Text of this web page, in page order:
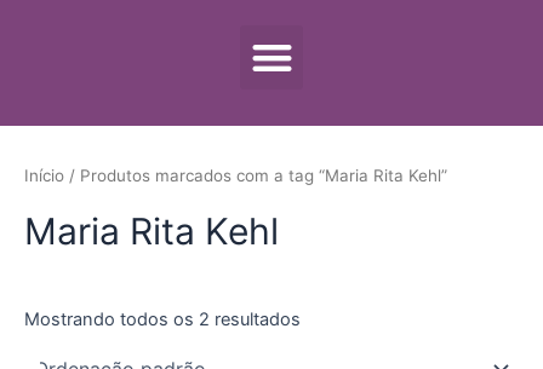
Menu
Início / Produtos marcados com a tag “Maria Rita Kehl”
Maria Rita Kehl
Mostrando todos os 2 resultados